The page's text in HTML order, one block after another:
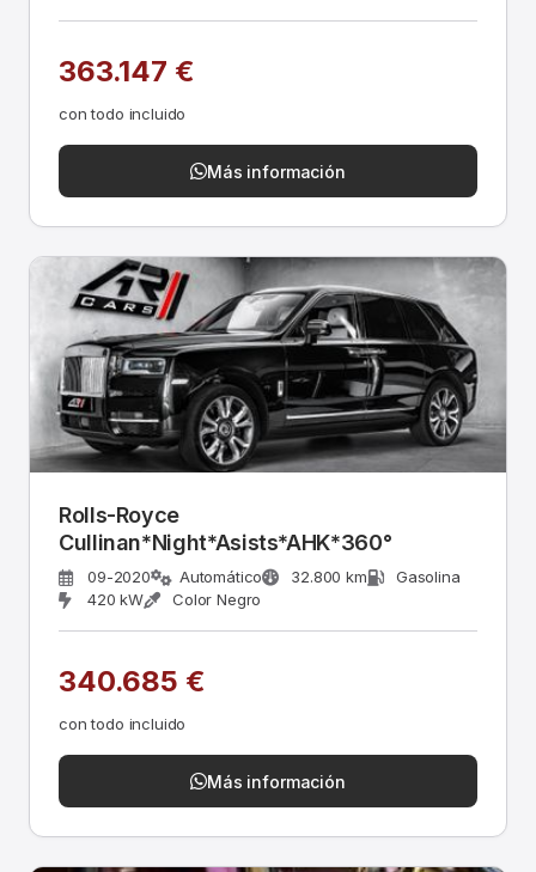
363.147 €
con todo incluido
Más información
Rolls-Royce
Cullinan*Night*Asists*AHK*360°
09-2020 Automático 32.800 km
Gasolina
420 kW
Color Negro
340.685 €
con todo incluido
Más información